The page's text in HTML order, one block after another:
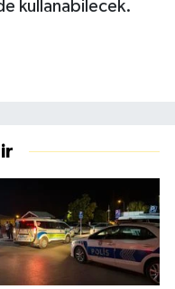
kullanabilecek.